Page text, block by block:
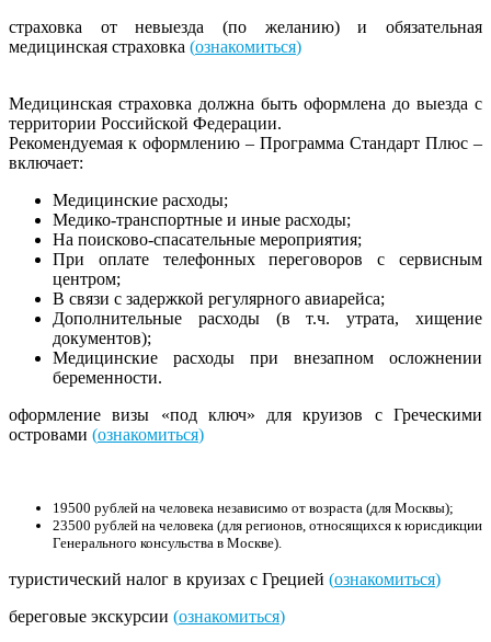
страховка от невыезда (по желанию) и обязательная
медицинская страховка (ознакомиться)
Медицинская страховка должна быть оформлена до выезда с
территории Российской Федерации.
Рекомендуемая к оформлению – Программа Стандарт Плюс –
включает:
Медицинские расходы;
Медико-транспортные и иные расходы;
На поисково-спасательные мероприятия;
При оплате телефонных переговоров с сервисным
центром;
В связи с задержкой регулярного авиарейса;
Дополнительные расходы (в т.ч. утрата, хищение
документов);
Медицинские расходы при внезапном осложнении
беременности.
оформление визы «под ключ» для круизов с Греческими
островами (ознакомиться)
19500 рублей на человека независимо от возраста (для Москвы);
23500 рублей на человека (для регионов, относящихся к юрисдикции
Генерального консульства в Москве).
туристический налог в круизах с Грецией (ознакомиться)
береговые экскурсии (ознакомиться)